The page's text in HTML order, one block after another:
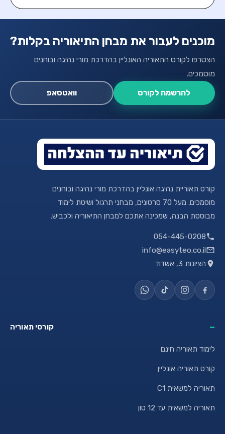
מוכנים לעבור את מבחן התיאוריה בקלות?
הצטרפו לקורס התאוריה האונליין בהדרכת מורי נהיגה ובוחנים
מוסמכים.
להרשמה לקורס
וואטסאפ
קורס תאוריית נהיגה אונליין בהדרכת מורי נהיגה ובוחנים
מוסמכים. מעל 70 סרטונים, מבחני תרגול ושיטת לימוד
מבוססת הבנה, שמכינה אתכם למבחן התיאוריה ולכביש.
054-445-0208
info@easyteo.co.il
הציונות 3, אשדוד
קורסי תאוריה
לימוד תאוריה חינם
קורס תאוריה אונליין
תאוריה למשאית C1
תאוריה למשאית עד 12 טון